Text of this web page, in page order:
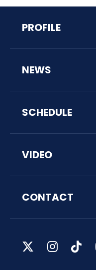
PROFILE
NEWS
SCHEDULE
VIDEO
CONTACT